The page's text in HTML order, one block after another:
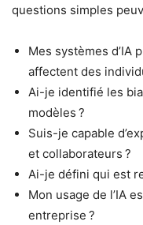
questions simples
Mes systèmes d’IA
affectent des
Ai-je identifié les
modèles ?
Suis-je capable
et collaborateurs ?
Ai-je défini qui est
Mon usage de l’IA
entreprise ?